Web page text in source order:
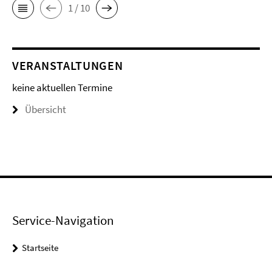
1 / 10
VERANSTALTUNGEN
keine aktuellen Termine
Übersicht
Service-Navigation
Startseite